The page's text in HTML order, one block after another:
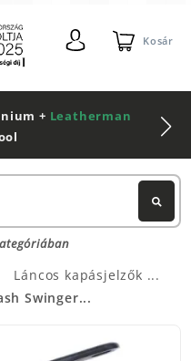
Kosár
+ Leatherman
Láncos kapásjelzők
Swinger...